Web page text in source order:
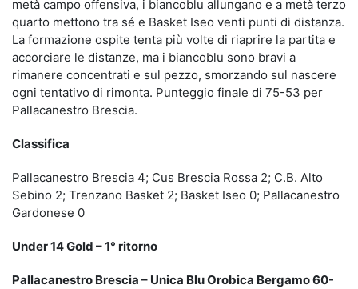
metà campo offensiva, i biancoblu allungano e a metà terzo
quarto mettono tra sé e Basket Iseo venti punti di distanza.
La formazione ospite tenta più volte di riaprire la partita e
accorciare le distanze, ma i biancoblu sono bravi a
rimanere concentrati e sul pezzo, smorzando sul nascere
ogni tentativo di rimonta. Punteggio finale di 75-53 per
Pallacanestro Brescia.
Classifica
Pallacanestro Brescia 4; Cus Brescia Rossa 2; C.B. Alto
Sebino 2; Trenzano Basket 2; Basket Iseo 0; Pallacanestro
Gardonese 0
Under 14 Gold – 1° ritorno
Pallacanestro Brescia – Unica Blu Orobica Bergamo 60-